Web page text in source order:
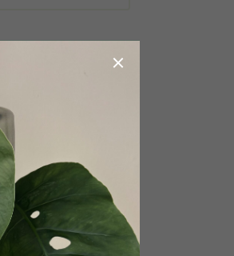
obchodními podmínkami
účelem registrace.